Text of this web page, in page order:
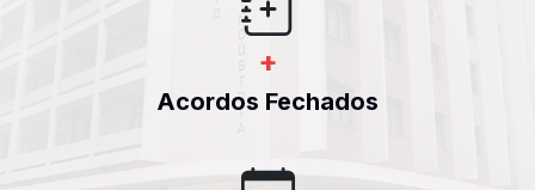
+
Acordos Fechados